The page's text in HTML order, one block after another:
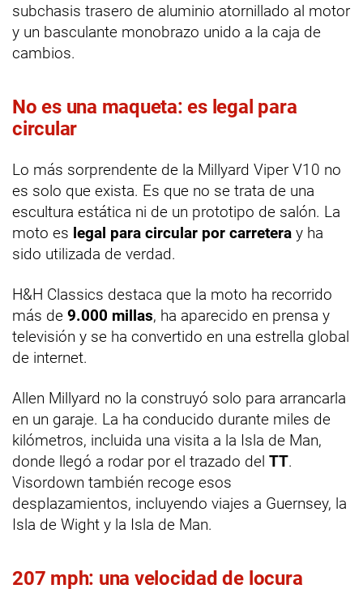
subchasis trasero de aluminio atornillado al motor
y un basculante monobrazo unido a la caja de
cambios.
No es una maqueta: es legal para
circular
Lo más sorprendente de la Millyard Viper V10 no
es solo que exista. Es que no se trata de una
escultura estática ni de un prototipo de salón. La
moto es legal para circular por carretera y ha
sido utilizada de verdad.
H&H Classics destaca que la moto ha recorrido
más de 9.000 millas, ha aparecido en prensa y
televisión y se ha convertido en una estrella global
de internet.
Allen Millyard no la construyó solo para arrancarla
en un garaje. La ha conducido durante miles de
kilómetros, incluida una visita a la Isla de Man,
donde llegó a rodar por el trazado del TT.
Visordown también recoge esos
desplazamientos, incluyendo viajes a Guernsey, la
Isla de Wight y la Isla de Man.
207 mph: una velocidad de locura